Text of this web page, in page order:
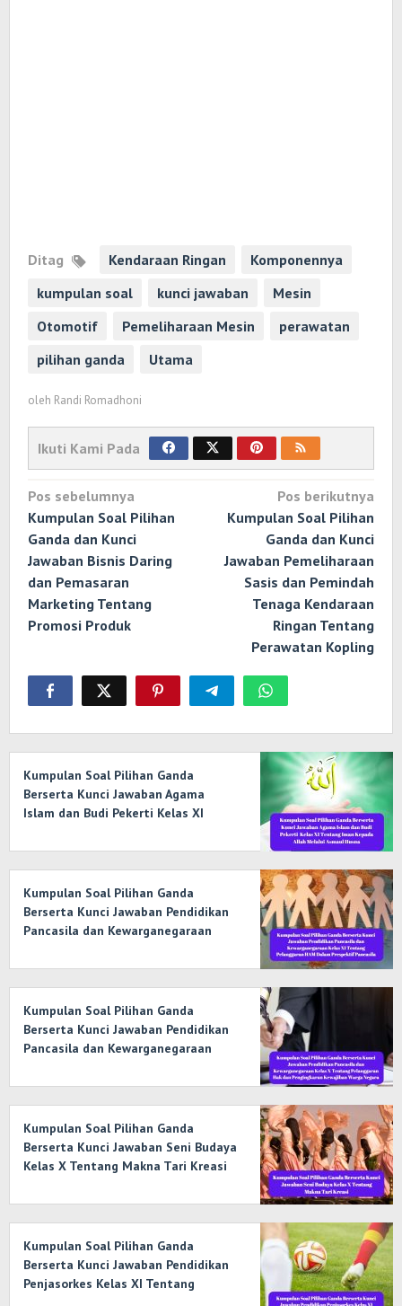
Ditag Kendaraan Ringan
Komponennya
kumpulan soal
kunci jawaban
Mesin
Otomotif
Pemeliharaan Mesin
perawatan
pilihan ganda
Utama
oleh Randi Romadhoni
Ikuti Kami Pada
Navigasi
pos
Pos sebelumnya
Kumpulan Soal Pilihan
Ganda dan Kunci
Jawaban Bisnis Daring
dan Pemasaran
Marketing Tentang
Promosi Produk
Pos berikutnya
Kumpulan Soal Pilihan
Ganda dan Kunci
Jawaban Pemeliharaan
Sasis dan Pemindah
Tenaga Kendaraan
Ringan Tentang
Perawatan Kopling
Kumpulan Soal Pilihan Ganda
Berserta Kunci Jawaban Agama
Islam dan Budi Pekerti Kelas XI
Asmaul Husna
Kumpulan Soal Pilihan Ganda
Berserta Kunci Jawaban Pendidikan
Pancasila dan Kewarganegaraan
Dalam Prespektif Pancasila
Kumpulan Soal Pilihan Ganda
Berserta Kunci Jawaban Pendidikan
Pancasila dan Kewarganegaraan
dan Pengingkaran Kewajiban Warga
Negara
Kumpulan Soal Pilihan Ganda
Berserta Kunci Jawaban Seni Budaya
Kelas X Tentang Makna Tari Kreasi
Kumpulan Soal Pilihan Ganda
Berserta Kunci Jawaban Pendidikan
Penjasorkes Kelas XI Tentang